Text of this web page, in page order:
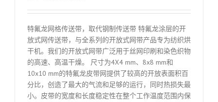
特氟龙网格传送带，取代钢制传送带 特氟龙涂层的开
放式网传送带，与全系列的开放式网带产品专为纺织烘
干机。我们的开放式网带广泛用于丝网印刷和染色织物
的高速、高温干燥。 尺寸为4X4 mm、8x8 mm和
10x10 mm的特氟龙皮带网提供了较高的开放表面积百
分比，创造了最大的气流和足够的运行，同时热损失最
小。皮带的宽度和长度稳定性在整个工作温度范围内保